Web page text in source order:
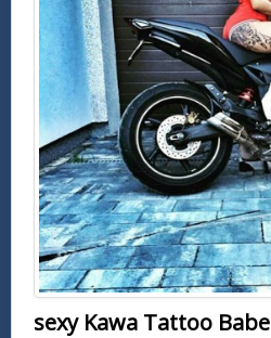
sexy Kawa Tattoo Babe